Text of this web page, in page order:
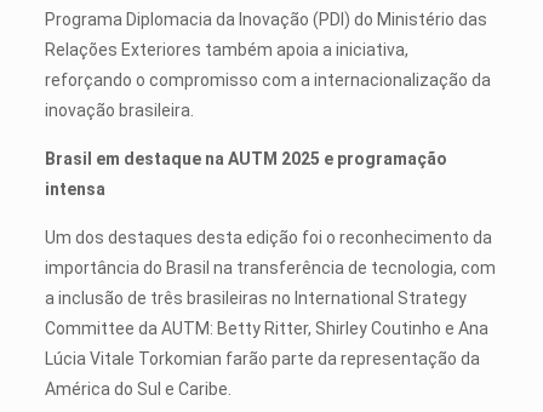
Programa Diplomacia da Inovação (PDI) do Ministério das
Relações Exteriores também apoia a iniciativa,
reforçando o compromisso com a internacionalização da
inovação brasileira.
Brasil em destaque na AUTM 2025 e programação
intensa
Um dos destaques desta edição foi o reconhecimento da
importância do Brasil na transferência de tecnologia, com
a inclusão de três brasileiras no International Strategy
Committee da AUTM: Betty Ritter, Shirley Coutinho e Ana
Lúcia Vitale Torkomian farão parte da representação da
América do Sul e Caribe.